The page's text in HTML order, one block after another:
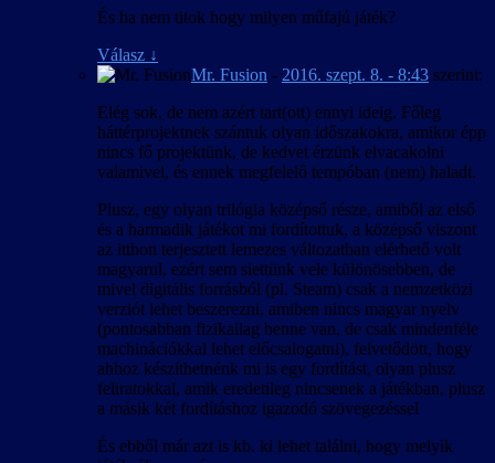
És ha nem titok hogy milyen műfajú játék?
Válasz ↓
Mr. Fusion - 2016. szept. 8. - 8:43 szerint:
Elég sok, de nem azért tart(ott) ennyi ideig. Főleg
háttérprojektnek szántuk olyan időszakokra, amikor épp
nincs fő projektünk, de kedvet érzünk elvacakolni
valamivel, és ennek megfelelő tempóban (nem) haladt.
Plusz, egy olyan trilógia középső része, amiből az első
és a harmadik játékot mi fordítottuk, a középső viszont
az itthon terjesztett lemezes változatban elérhető volt
magyarul, ezért sem siettünk vele különösebben, de
mivel digitális forrásból (pl. Steam) csak a nemzetközi
verziót lehet beszerezni, amiben nincs magyar nyelv
(pontosabban fizikailag benne van, de csak mindenféle
machinációkkal lehet előcsalogatni), felvetődött, hogy
ahhoz készíthetnénk mi is egy fordítást, olyan plusz
feliratokkal, amik eredetileg nincsenek a játékban, plusz
a másik két fordításhoz igazodó szövegezéssel
És ebből már azt is kb. ki lehet találni, hogy melyik